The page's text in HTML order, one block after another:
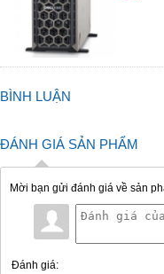
BÌNH LUẬN
ĐÁNH GIÁ SẢN PHẨM
Mời bạn gửi đánh giá về sản
Đánh giá: